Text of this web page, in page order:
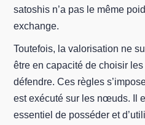
satoshis n’a pas le même
exchange.
Toutefois, la valorisation ne
être en capacité de choisir
défendre. Ces règles
est exécuté sur les nœuds. Il
essentiel de posséder et